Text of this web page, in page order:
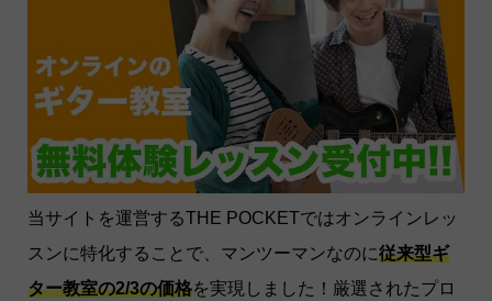
当サイトを運営するTHE POCKETではオンラインレッ
スンに特化することで、マンツーマンなのに従来型ギ
ター教室の2/3の価格を実現しました！厳選されたプロ